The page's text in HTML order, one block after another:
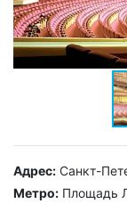
Адрес: Санкт-
Метро: Площадь